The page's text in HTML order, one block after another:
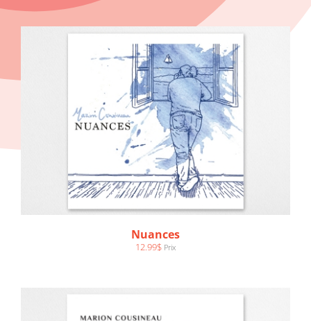
Nuances
12.99$ Prix
AJOUTER AU PANIER / DÉTAILS